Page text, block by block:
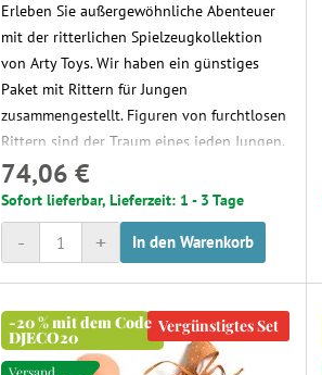
Erleben Sie außergewöhnliche Abenteuer
mit der ritterlichen Spielzeugkollektion
von Arty Toys. Wir haben ein günstiges
Paket mit Rittern für Jungen
zusammengestellt. Figuren von furchtlosen
Rittern sind der Traum eines jeden Jungen.
Das Spielzeug ist für Jungen ab 4 Jahren
gedacht.
74,06 €
Sofort lieferbar, Lieferzeit: 1 - 3 Tage
+
- In den Warenkorb
-20 % mit dem Code
DJECO20
Vergünstigtes Set